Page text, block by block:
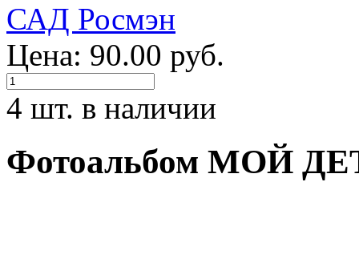
Цена: 90.00 руб.
4 шт. в наличии
Фотоальбом МОЙ